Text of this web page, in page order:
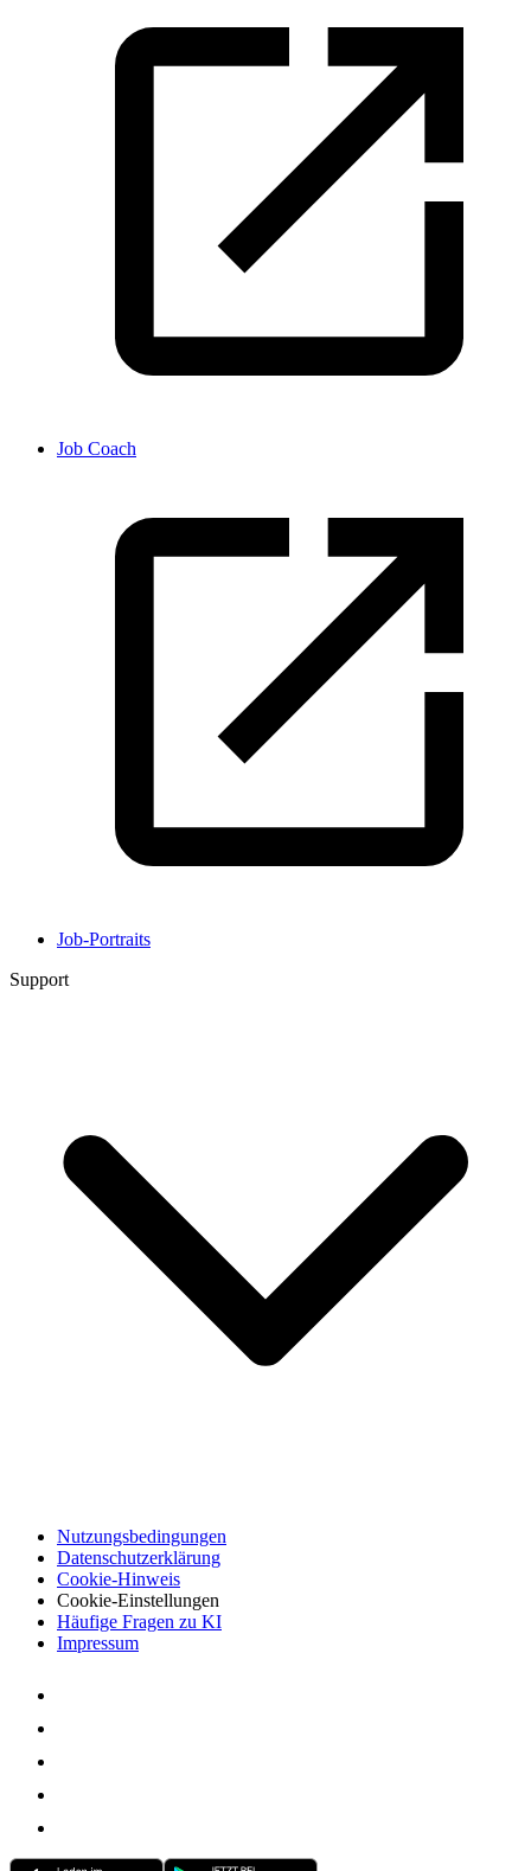
Job Coach
Job-Portraits
Support
Nutzungsbedingungen
Datenschutzerklärung
Cookie-Hinweis
Cookie-Einstellungen
Häufige Fragen zu KI
Impressum